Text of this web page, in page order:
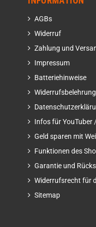
AGBs
Widerruf
Zahlung und
Impressum
Batteriehinweise
Infos für YouTuber
Geld sparen mit
Funktionen des
Garantie und
Widerrufsrecht für
Sitemap